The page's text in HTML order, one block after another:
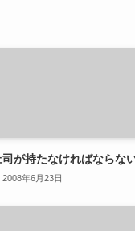
司が持たなければならな
2008年6月23日